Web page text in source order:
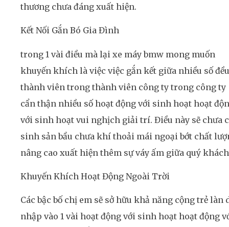
thương chưa đáng xuất hiện.
Kết Nối Gắn Bó Gia Đình
trong 1 vài điều mà lại xe máy bmw mong muốn
khuyến khích là việc việc gắn kết giữa nhiều số đều
thành viên trong thành viên công ty trong công ty
cẩn thận nhiều số hoạt động với sinh hoạt hoạt
với sinh hoạt vui nghịch giải trí. Điều này sẽ chưa
sinh sản bầu chưa khí thoải mái ngoại bớt chất
nâng cao xuất hiện thêm sự váy ấm giữa quý
Khuyến Khích Hoạt Động Ngoài Trời
Các bậc bố chị em sẽ sở hữu khả năng cộng trẻ làn
nhập vào 1 vài hoạt động với sinh hoạt hoạt động